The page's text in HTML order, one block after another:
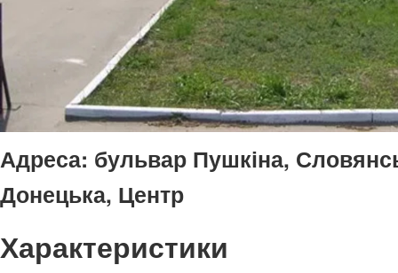
Адреса: бульвар Пушкіна,
Донецька, Центр
Характеристики